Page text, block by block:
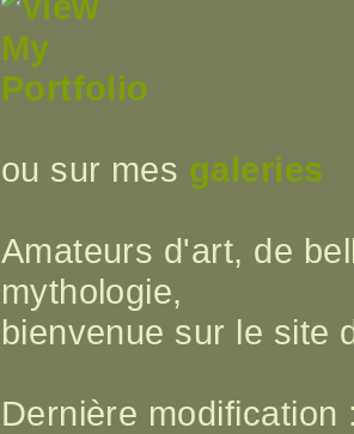
ou sur mes galeries
Amateurs d'art, de
mythologie,
bienvenue sur le site
Dernière